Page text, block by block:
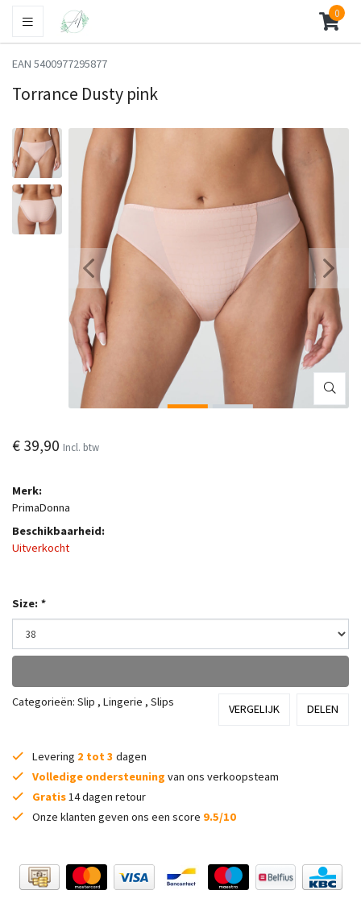
0
EAN 5400977295877
Torrance Dusty pink
€ 39,90 Incl. btw
Merk:
PrimaDonna
Beschikbaarheid:
Uitverkocht
Size: *
Categorieën: Slip , Lingerie , Slips
VERGELIJK DELEN
Levering 2 tot 3 dagen
Volledige ondersteuning van ons verkoopsteam
Gratis14 dagen retour
Onze klanten geven ons een score 9.5/10